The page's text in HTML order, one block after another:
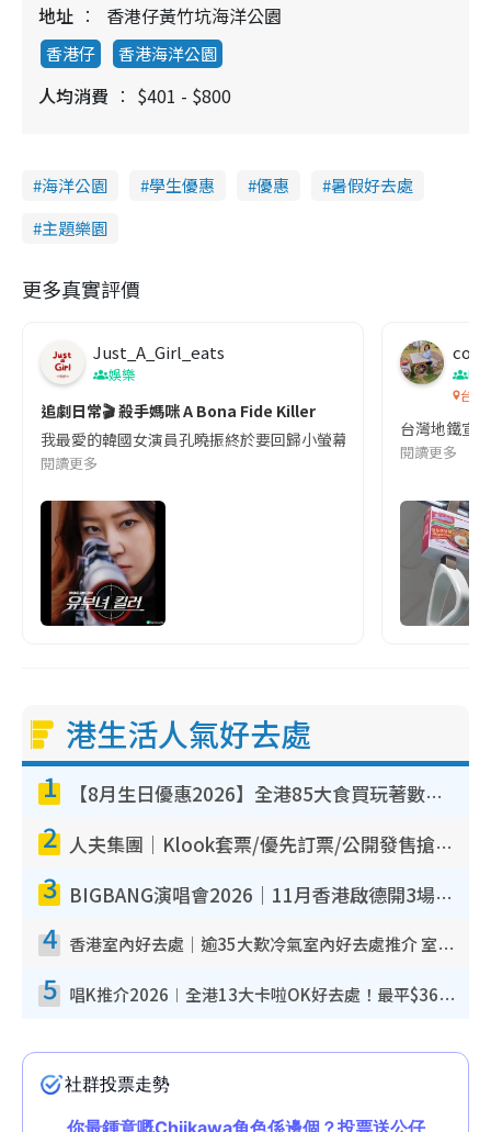
地址
香港仔黃竹坑海洋公園
香港仔 香港海洋公園
人均消費 $401 - $800
海洋公園 學生優惠 優惠
暑假好去處
主題樂園
更多真實評價
Just_A_Girl_eats
娛樂
追劇日常🎬 殺手媽咪 A Bona Fide Killer
我最愛的韓國女演員孔曉振終於要回歸小螢幕啦!這次的劇本改編
閱讀更多
co
吹
台灣
台灣地鐵宣
閱讀更多
港生活人氣好去處
1 【8月生日優惠2026】全港85大食買玩著數攻略 自助餐/火鍋放題同行免費＋誠品/DONKI送現金券
2 人夫集團｜Klook套票/優先訂票/公開發售搶飛攻略！附票價.購票連結.場地座位表
3 BIGBANG演唱會2026｜11月香港啟德開3場！實名制VIP申請、優先購票攻略
4 香港室內好去處｜逾35大歎冷氣室內好去處推介 室內活動免費避雨無懼落雨
5 唱K推介2026︱全港13大卡啦OK好去處！最平$36起 日文K都有！(附地址+收費詳情)